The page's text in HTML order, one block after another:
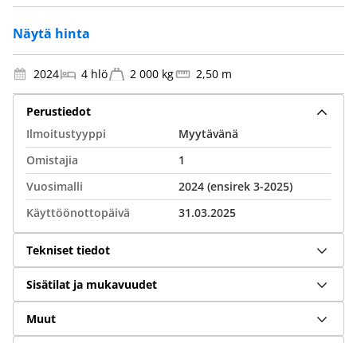
Näytä hinta
2024 4 hlö 2 000 kg 2,50 m
Perustiedot
Ilmoitustyyppi
Myytävänä
Omistajia
1
Vuosimalli
2024 (ensirek 3-2025)
Käyttöönottopäivä
31.03.2025
Tekniset tiedot
Sisätilat ja mukavuudet
Muut